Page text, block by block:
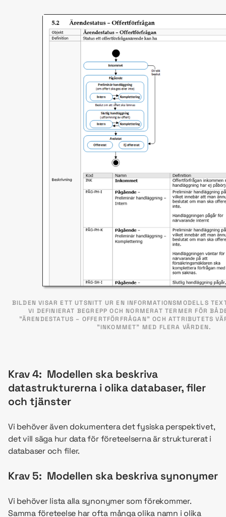
BILDEN VISAR ETT UTSNITT UR EN INFORMATIONSMODELLS
VI DEFINIERAT BEGREPP OCH NORMERAT TERMER FÖR
”ÄRENDESTATUS – OFFERTFÖRFRÅGAN” OCH ATTRIBUTETS
”INKOMMET” MED FLERA VÄRDEN.
Krav 4: Modellen ska beskriva
datastrukturerna i olika databaser, filer
och tjänster
Vi behöver även dokumentera det fysiska perspektivet,
det vill säga hur data för företeelserna är strukturerat i
databaser och filer.
Krav 5: Modellen ska beskriva synonymer
Vi behöver lista alla synonymer som förekommer.
Samma företeelse har ofta många olika namn i olika